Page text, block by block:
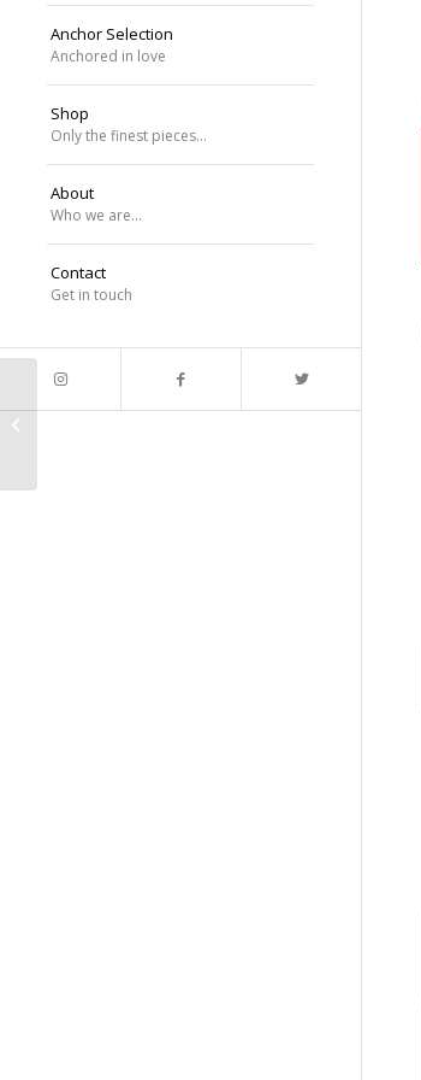
Anchor Selection
Anchored in love
Shop
Only the finest pieces…
About
Who we are…
Contact
Get in touch